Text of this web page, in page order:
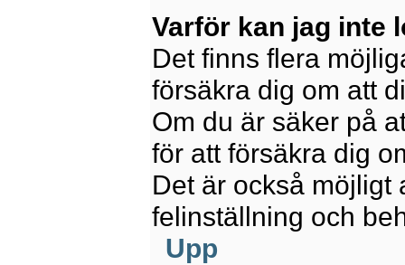
Varför kan jag inte
Det finns flera
försäkra dig om att
Om du är säker på
för att försäkra dig
Det är också möjligt
felinställning och
Upp